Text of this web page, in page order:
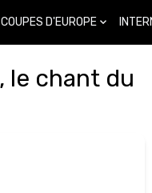
COUPES D'EUROPE
le chant du